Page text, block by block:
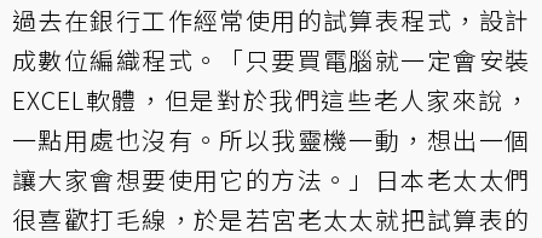
過去在銀行工作經常使用的試算表程式，設計
成數位編織程式。「只要買電腦就一定會安裝
EXCEL軟體，但是對於我們這些老人家來說，
一點用處也沒有。所以我靈機一動，想出一個
讓大家會想要使用它的方法。」日本老太太們
很喜歡打毛線，於是若宮老太太就把試算表的